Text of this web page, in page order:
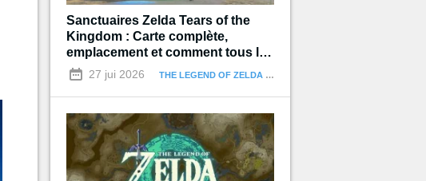
Sanctuaires Zelda Tears of the
Kingdom : Carte complète,
emplacement et comment tous les
terminer
27 jui 2026 THE LEGEND OF ZELDA : TEARS OF THE KINGDOM